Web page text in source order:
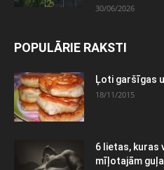
30/06/2026
POPULĀRIE RAKSTI
Ļoti garšīgas
18/11/2015
6 lietas, kuras
mīļotajām